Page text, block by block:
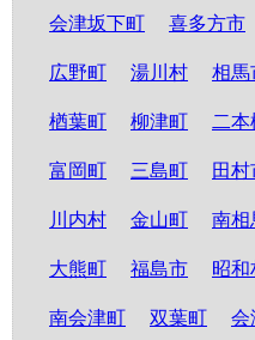
会津坂下町 喜多方市
広野町 湯川村 相馬
楢葉町 柳津町 二
富岡町 三島町 田村
川内村 金山町 南相
大熊町 福島市 昭和
南会津町 双葉町 会